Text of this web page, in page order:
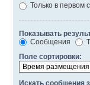
Только в первом
Показывать
Сообщения
Поле сортировки:
Искать сообщения